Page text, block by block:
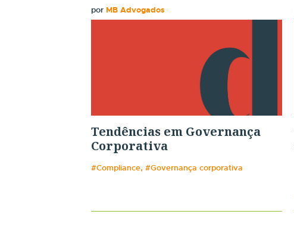
por MB Advogados
Tendências em Governança
Corporativa
#Compliance, #Governança corporativa